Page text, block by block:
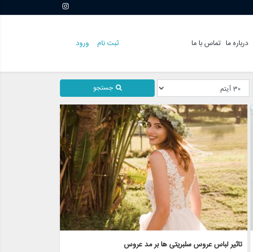
ثبت نام ورود درباره ما تماس با ما
جستجو
تاثیر لباس عروس سلبریتی ها بر مد عروس